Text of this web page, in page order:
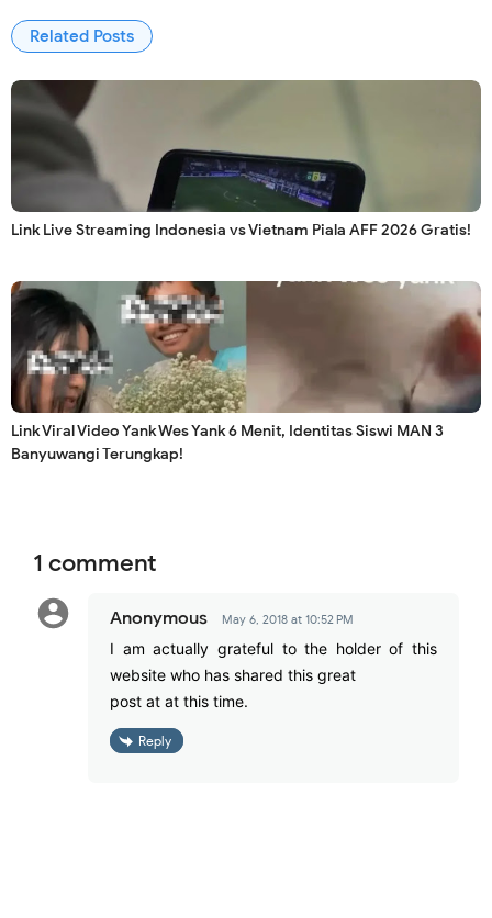
Related Posts
Link Live Streaming Indonesia vs Vietnam Piala AFF 2026 Gratis!
Link Viral Video Yank Wes Yank 6 Menit, Identitas Siswi MAN 3
Banyuwangi Terungkap!
1 comment
Anonymous May 6, 2018 at 10:52 PM
I am actually grateful to the holder of this
website who has shared this great
post at at this time.
Reply